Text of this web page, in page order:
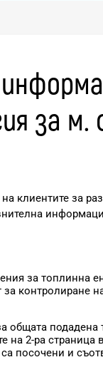
за м.
клиентите за
за топлинна
контролиране
общата подадена
на 2-ра
посочени и